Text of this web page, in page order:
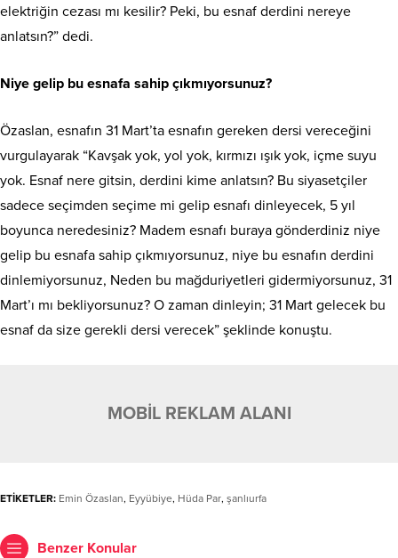
elektriğin cezası mı kesilir? Peki, bu esnaf derdini nereye
anlatsın?” dedi.
Niye gelip bu esnafa sahip çıkmıyorsunuz?
Özaslan, esnafın 31 Mart’ta esnafın gereken dersi vereceğini
vurgulayarak “Kavşak yok, yol yok, kırmızı ışık yok, içme suyu
yok. Esnaf nere gitsin, derdini kime anlatsın? Bu siyasetçiler
sadece seçimden seçime mi gelip esnafı dinleyecek, 5 yıl
boyunca neredesiniz? Madem esnafı buraya gönderdiniz niye
gelip bu esnafa sahip çıkmıyorsunuz, niye bu esnafın derdini
dinlemiyorsunuz, Neden bu mağduriyetleri gidermiyorsunuz, 31
Mart’ı mı bekliyorsunuz? O zaman dinleyin; 31 Mart gelecek bu
esnaf da size gerekli dersi verecek” şeklinde konuştu.
MOBİL REKLAM ALANI
ETİKETLER: Emin Özaslan, Eyyübiye, Hüda Par, şanlıurfa
Benzer Konular